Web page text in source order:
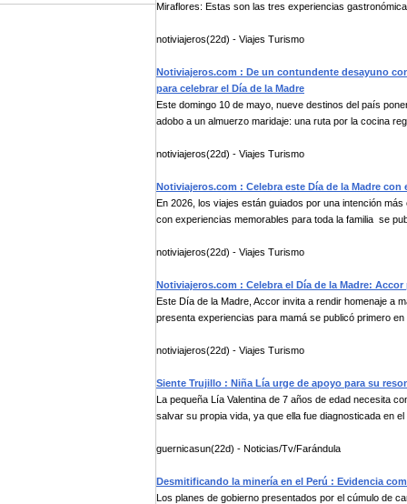
Miraflores: Estas son las tres experiencias
notiviajeros(22d) - Viajes Turismo
Notiviajeros.com : De un contundente desayuno
para celebrar el Día de la Madre
Este domingo 10 de mayo, nueve destinos del país
adobo a un almuerzo maridaje: una ruta por la cocina
notiviajeros(22d) - Viajes Turismo
Notiviajeros.com : Celebra este Día de la Madre
En 2026, los viajes están guiados por una intención
con experiencias memorables para toda la familia se
notiviajeros(22d) - Viajes Turismo
Notiviajeros.com : Celebra el Día de la Madre:
Este Día de la Madre, Accor invita a rendir homenaje a
presenta experiencias para mamá se publicó primero en
notiviajeros(22d) - Viajes Turismo
Siente Trujillo : Niña Lía urge de apoyo para su
La pequeña Lía Valentina de 7 años de edad necesita
salvar su propia vida, ya que ella fue diagnosticada en el
guernicasun(22d) - Noticias/Tv/Farándula
Desmitificando la minería en el Perú : Evidencia
Los planes de gobierno presentados por el cúmulo de